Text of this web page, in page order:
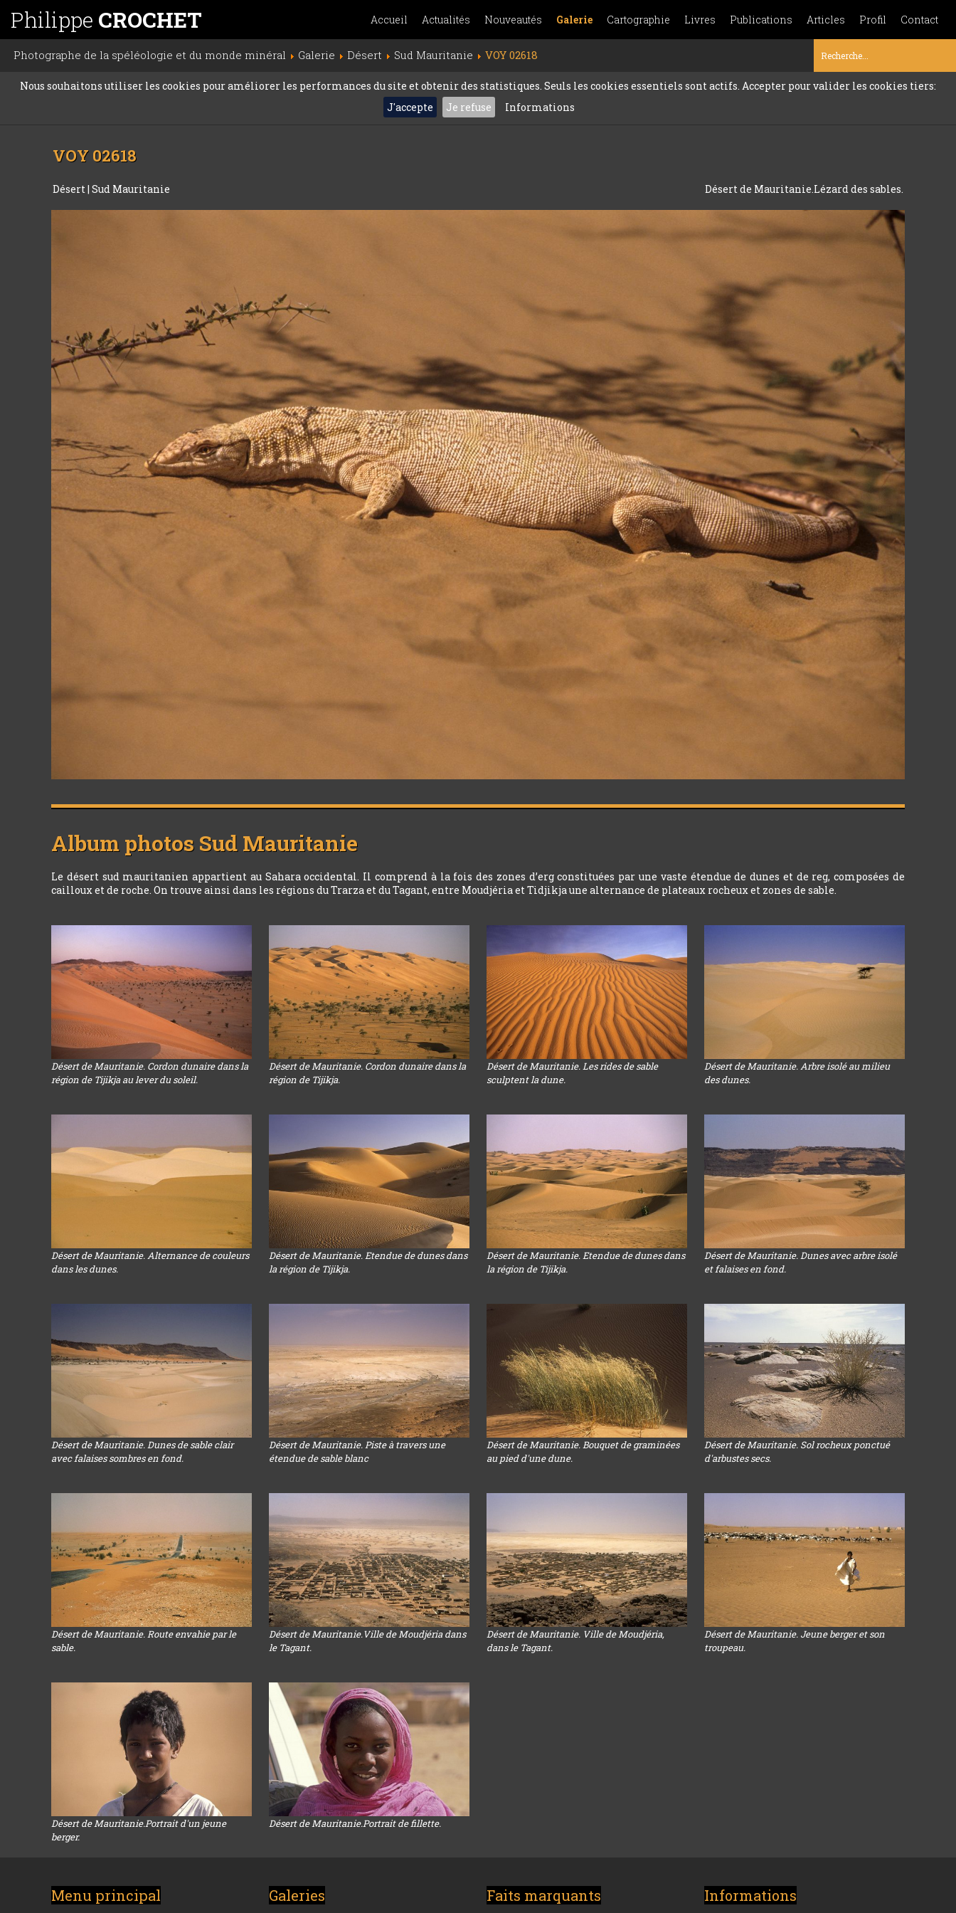
Philippe CROCHET Accueil Actualités Nouveautés Galerie Cartographie Livres Publications Articles Profil Contact
Photographe de la spéléologie et du monde minéral Galerie Désert Sud Mauritanie VOY 02618
Nous souhaitons utiliser les cookies pour améliorer les performances du site et obtenir des statistiques. Seuls les cookies essentiels sont actifs. Accepter pour valider les cookies tiers:
J'accepte
Je refuse Informations
VOY 02618
Désert|Sud Mauritanie Désert de Mauritanie.Lézard des sables.
Album photos Sud Mauritanie
Le désert sud mauritanien appartient au Sahara occidental. Il comprend à la fois des zones d’erg constituées par une vaste étendue de dunes et de reg, composées de
cailloux et de roche. On trouve ainsi dans les régions du Trarza et du Tagant, entre Moudjéria et Tidjikja une alternance de plateaux rocheux et zones de sable.
Désert de Mauritanie. Cordon dunaire dans la
région de Tijikja au lever du soleil.
Désert de Mauritanie. Cordon dunaire dans la
région de Tijikja.
Désert de Mauritanie. Les rides de sable
sculptent la dune.
Désert de Mauritanie. Arbre isolé au milieu
des dunes.
Désert de Mauritanie. Alternance de couleurs
dans les dunes.
Désert de Mauritanie. Etendue de dunes dans
la région de Tijikja.
Désert de Mauritanie. Etendue de dunes dans
la région de Tijikja.
Désert de Mauritanie. Dunes avec arbre isolé
et falaises en fond.
Désert de Mauritanie. Dunes de sable clair
avec falaises sombres en fond.
Désert de Mauritanie. Piste à travers une
étendue de sable blanc
Désert de Mauritanie. Bouquet de graminées
au pied d'une dune.
Désert de Mauritanie. Sol rocheux ponctué
d'arbustes secs.
Désert de Mauritanie. Route envahie par le
sable.
Désert de Mauritanie.Ville de Moudjéria dans
le Tagant.
Désert de Mauritanie. Ville de Moudjéria,
dans le Tagant.
Désert de Mauritanie. Jeune berger et son
troupeau.
Désert de Mauritanie.Portrait d'un jeune
berger.
Désert de Mauritanie.Portrait de fillette.
Menu principal Galeries Faits marquants Informations